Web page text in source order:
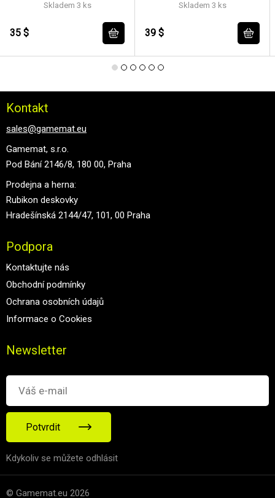
Skladem 3 ks
35 $
Skladem 3 ks
39 $
Kontakt
sales@gamemat.eu
Gamemat, s.r.o.
Pod Bání 2146/8, 180 00, Praha
Prodejna a herna:
Rubikon deskovky
Hradešínská 2144/47, 101, 00 Praha
Podpora
Kontaktujte nás
Obchodní podmínky
Ochrana osobních údajů
Informace o Cookies
Newsletter
Potvrdit
Kdykoliv se můžete odhlásit
© Gamemat.eu 2026